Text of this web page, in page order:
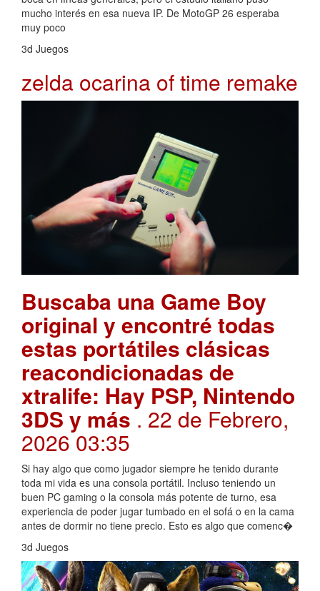
mucho interés en esa nueva IP. De MotoGP 26 esperaba
muy poco
3d Juegos
zelda ocarina of time remake
Buscaba una Game Boy
original y encontré todas
estas portátiles clásicas
reacondicionadas de
xtralife: Hay PSP, Nintendo
3DS y más. 22 de Febrero,
2026 03:35
Si hay algo que como jugador siempre he tenido durante
toda mi vida es una consola portátil. Incluso teniendo un
buen PC gaming o la consola más potente de turno, esa
experiencia de poder jugar tumbado en el sofá o en la cama
antes de dormir no tiene precio. Esto es algo que comenc�
3d Juegos